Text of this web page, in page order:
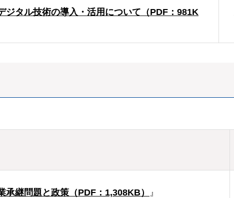
ジタル技術の導入・活用について（PDF：981K
承継問題と政策（PDF：1,308KB） 』